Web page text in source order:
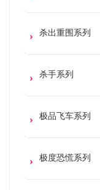
杀出重围系列
杀手系列
极品飞车系列
极度恐慌系列